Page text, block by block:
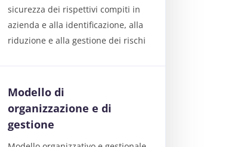
sicurezza dei rispettivi compiti in
azienda e alla identificazione, alla
riduzione e alla gestione dei rischi
Modello di
organizzazione e di
gestione